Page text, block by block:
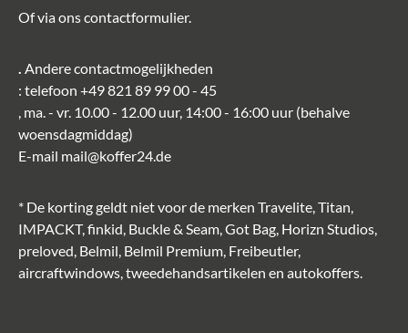
Of via onscontactformulier.
. Andere contactmogelijkheden
: telefoon +49 821 89 99 00 - 45
, ma. - vr. 10.00 - 12.00 uur, 14:00 - 16:00 uur (behalve
woensdagmiddag)
E-mail mail@koffer24.de
* De korting geldt niet voor de merken Travelite, Titan,
IMPACKT, finkid, Buckle & Seam, Got Bag, Horizn Studios,
preloved, Belmil, Belmil Premium, Freibeutler,
aircraftwindows, tweedehandsartikelen en autokoffers.